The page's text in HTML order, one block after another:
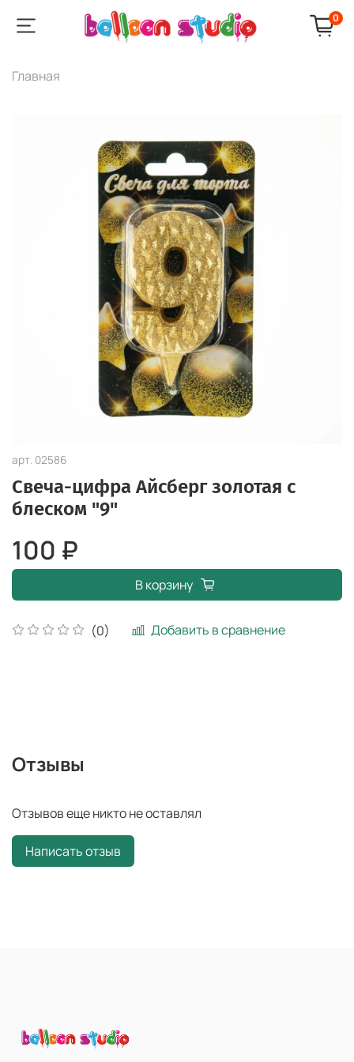
0
Главная
арт. 02586
Свеча-цифра Айсберг золотая с
блеском "9"
(0) Добавить в сравнение
100 ₽
В корзину
Отзывы
Отзывов еще никто не оставлял
Написать отзыв